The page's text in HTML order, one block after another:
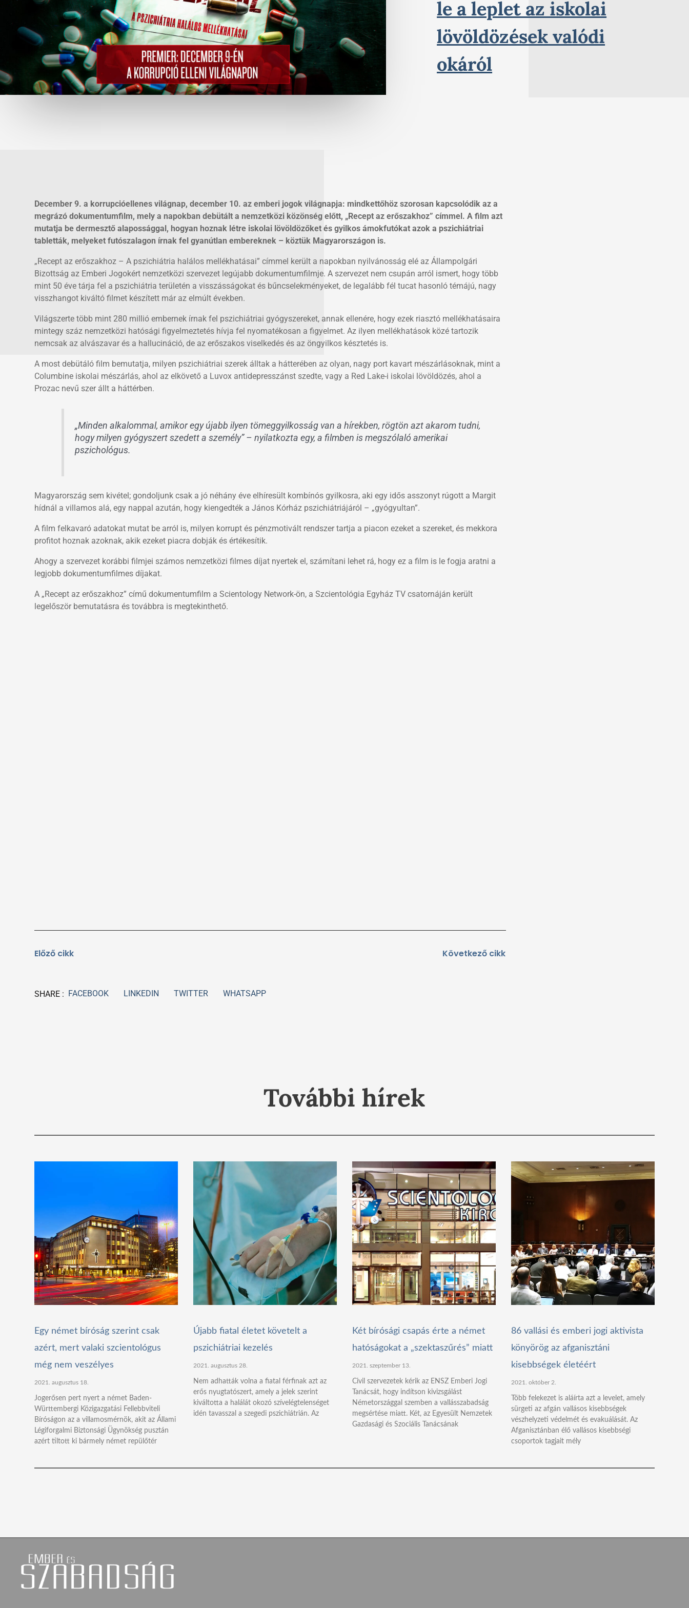
le a leplet az iskolai
lövöldözések valódi
okáról
December 9. a korrupcióellenes világnap, december 10. az emberi jogok világnapja: mindkettőhöz szorosan kapcsolódik az a
megrázó dokumentumfilm, mely a napokban debütált a nemzetközi közönség előtt, „Recept az erőszakhoz” címmel. A film azt
mutatja be dermesztő alapossággal, hogyan hoznak létre iskolai lövöldözőket és gyilkos ámokfutókat azok a pszichiátriai
tabletták, melyeket futószalagon írnak fel gyanútlan embereknek – köztük Magyarországon is.
„Recept az erőszakhoz – A pszichiátria halálos mellékhatásai” címmel került a napokban nyilvánosság elé az Állampolgári
Bizottság az Emberi Jogokért nemzetközi szervezet legújabb dokumentumfilmje. A szervezet nem csupán arról ismert, hogy több
mint 50 éve tárja fel a pszichiátria területén a visszásságokat és bűncselekményeket, de legalább fél tucat hasonló témájú, nagy
visszhangot kiváltó filmet készített már az elmúlt években.
Világszerte több mint 280 millió embernek írnak fel pszichiátriai gyógyszereket, annak ellenére, hogy ezek riasztó mellékhatásaira
mintegy száz nemzetközi hatósági figyelmeztetés hívja fel nyomatékosan a figyelmet. Az ilyen mellékhatások közé tartozik
nemcsak az alvászavar és a hallucináció, de az erőszakos viselkedés és az öngyilkos késztetés is.
A most debütáló film bemutatja, milyen pszichiátriai szerek álltak a hátterében az olyan, nagy port kavart mészárlásoknak, mint a
Columbine iskolai mészárlás, ahol az elkövető a Luvox antidepresszánst szedte, vagy a Red Lake-i iskolai lövöldözés, ahol a
Prozac nevű szer állt a háttérben.
„Minden alkalommal, amikor egy újabb ilyen tömeggyilkosság van a hírekben, rögtön azt akarom tudni,
hogy milyen gyógyszert szedett a személy” – nyilatkozta egy, a filmben is megszólaló amerikai
pszichológus.
Magyarország sem kivétel; gondoljunk csak a jó néhány éve elhíresült kombínós gyilkosra, aki egy idős asszonyt rúgott a Margit
hídnál a villamos alá, egy nappal azután, hogy kiengedték a János Kórház pszichiátriájáról – „gyógyultan”.
A film felkavaró adatokat mutat be arról is, milyen korrupt és pénzmotivált rendszer tartja a piacon ezeket a szereket, és mekkora
profitot hoznak azoknak, akik ezeket piacra dobják és értékesítik.
Ahogy a szervezet korábbi filmjei számos nemzetközi filmes díjat nyertek el, számítani lehet rá, hogy ez a film is le fogja aratni a
legjobb dokumentumfilmes díjakat.
A „Recept az erőszakhoz” című dokumentumfilm a Scientology Network-ön, a Szcientológia Egyház TV csatornáján került
legelőször bemutatásra és továbbra is megtekinthető.
Előző cikk Következő cikk
SHARE : FACEBOOK LINKEDIN TWITTER WHATSAPP
További hírek
Egy német bíróság szerint csak
azért, mert valaki szcientológus
még nem veszélyes
2021. augusztus 18.
Jogerősen pert nyert a német Baden-
Württembergi Közigazgatási Fellebbviteli
Bíróságon az a villamosmérnök, akit az Állami
Légiforgalmi Biztonsági Ügynökség pusztán
azért tiltott ki bármely német repülőtér
Újabb fiatal életet követelt a
pszichiátriai kezelés
2021. augusztus 28.
Nem adhatták volna a fiatal férfinak azt az
erős nyugtatószert, amely a jelek szerint
kiváltotta a halálát okozó szívelégtelenséget
idén tavasszal a szegedi pszichiátrián. Az
Két bírósági csapás érte a német
hatóságokat a „szektaszűrés” miatt
2021. szeptember 13.
Civil szervezetek kérik az ENSZ Emberi Jogi
Tanácsát, hogy indítson kivizsgálást
Németországgal szemben a vallásszabadság
megsértése miatt. Két, az Egyesült Nemzetek
Gazdasági és Szociális Tanácsának
86 vallási és emberi jogi aktivista
könyörög az afganisztáni
kisebbségek életéért
2021. október 2.
Több felekezet is aláírta azt a levelet, amely
sürgeti az afgán vallásos kisebbségek
vészhelyzeti védelmét és evakuálását. Az
Afganisztánban élő vallásos kisebbségi
csoportok tagjait mély